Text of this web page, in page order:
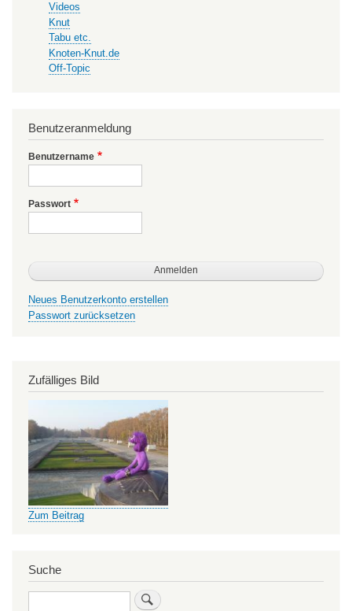
Videos
Knut
Tabu etc.
Knoten-Knut.de
Off-Topic
Benutzeranmeldung
Benutzername
Passwort
Neues Benutzerkonto erstellen
Passwort zurücksetzen
Zufälliges Bild
Zum Beitrag
Suche
Search